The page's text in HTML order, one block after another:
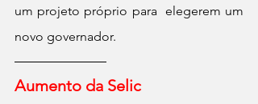
um projeto próprio para  elegerem um
novo governador.
Aumento da Selic